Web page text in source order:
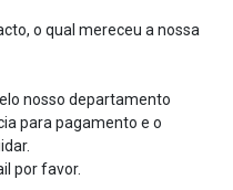
o qual mereceu a nossa
nosso departamento
para pagamento e o
por favor.